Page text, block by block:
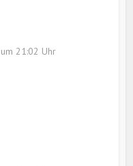
21:02 Uhr